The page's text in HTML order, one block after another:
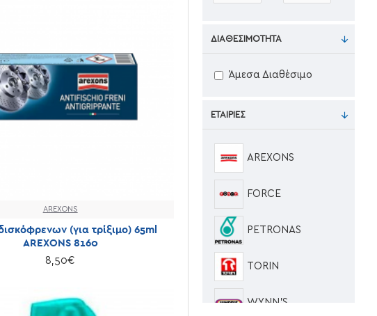
AREXONS
(για τρίξιμο) 65ml
AREXONS 8160
8,50€
ΕΤΑΙΡΊΕΣ
AREXONS
FORCE
PETRONAS
TORIN
WYNN'S
ΔΙΑΘΕΣΙΜΌΤΗΤΑ
Άμεσα Διαθέσιμο